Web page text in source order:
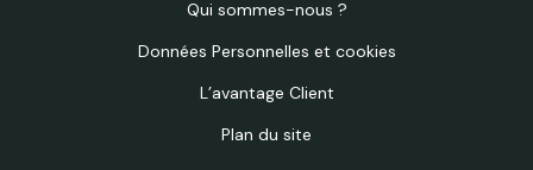
Qui sommes-nous ?
Données Personnelles et cookies
L’avantage Client
Plan du site